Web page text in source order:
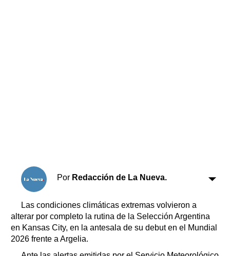
Por Redacción de La Nueva.
Las condiciones climáticas extremas volvieron a
alterar por completo la rutina de la Selección Argentina
en Kansas City, en la antesala de su debut en el Mundial
2026 frente a Argelia.